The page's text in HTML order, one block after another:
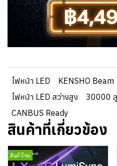
ไฟหน้า LED KENSHO Beam
ไฟหน้า LED สว่างสูง
30000
CANBUS Ready
สินค้าที่เกี่ยวข้อง
สินค้าใหม่